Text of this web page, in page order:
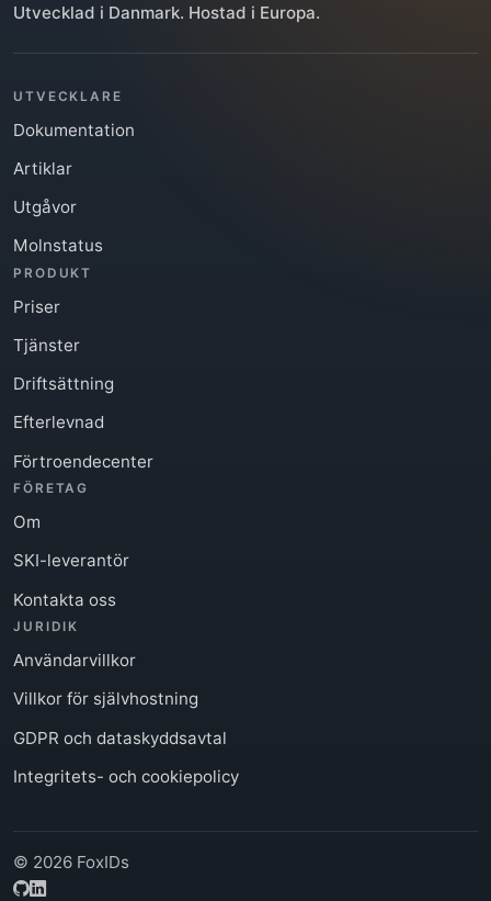
Utvecklad i Danmark. Hostad i Europa.
UTVECKLARE
Dokumentation
Artiklar
Utgåvor
Molnstatus
PRODUKT
Priser
Tjänster
Driftsättning
Efterlevnad
Förtroendecenter
FÖRETAG
Om
SKI-leverantör
Kontakta oss
JURIDIK
Användarvillkor
Villkor för självhostning
GDPR och dataskyddsavtal
Integritets- och cookiepolicy
© 2026 FoxIDs